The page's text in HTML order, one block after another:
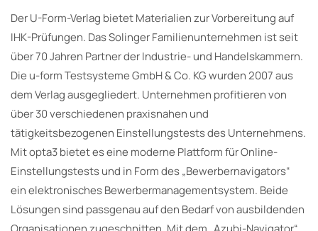
Der U-Form-Verlag bietet Materialien zur Vorbereitung auf
IHK-Prüfungen. Das Solinger Familienunternehmen ist seit
über 70 Jahren Partner der Industrie- und Handelskammern.
Die u-form Testsysteme GmbH & Co. KG wurden 2007 aus
dem Verlag ausgegliedert. Unternehmen profitieren von
über 30 verschiedenen praxisnahen und
tätigkeitsbezogenen Einstellungstests des Unternehmens.
Mit opta3 bietet es eine moderne Plattform für Online-
Einstellungstests und in Form des „Bewerbernavigators“
ein elektronisches Bewerbermanagementsystem. Beide
Lösungen sind passgenau auf den Bedarf von ausbildenden